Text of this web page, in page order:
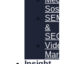
Sosial
SEM
&
SEO
Video
Marketing